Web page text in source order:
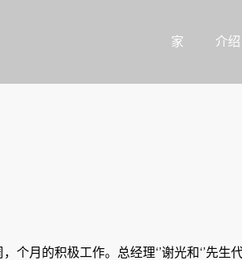
家 介绍
个月的积极工作。总经理‘’谢光和‘’先